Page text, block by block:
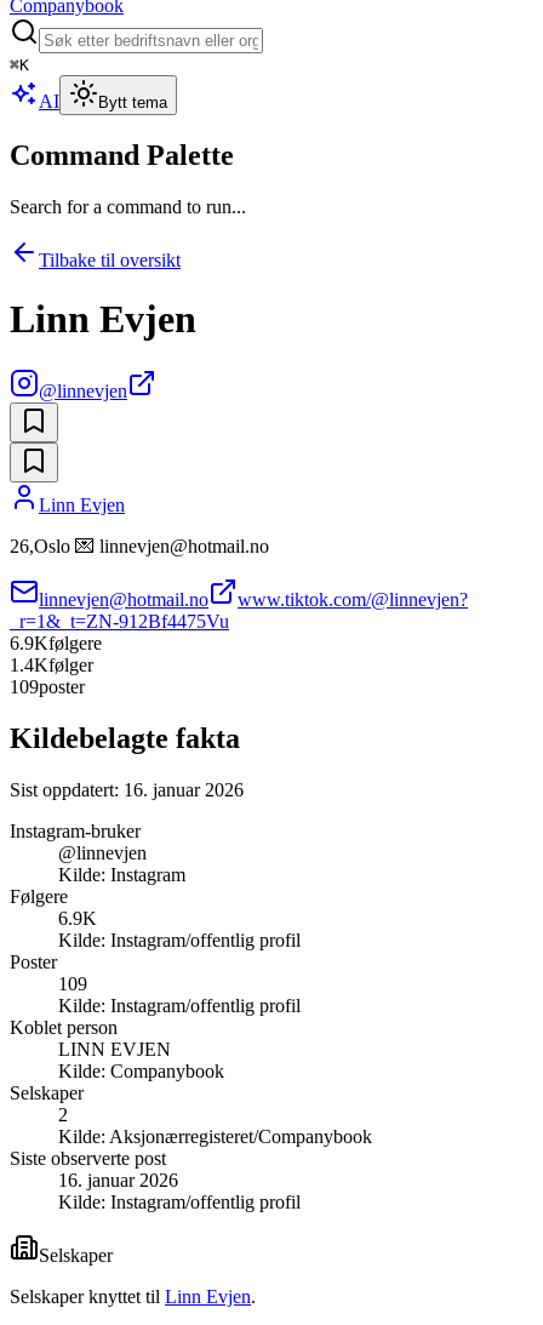
Companybook
⌘K
AI Bytt tema
Command Palette
Search for a command to run...
Tilbake til oversikt
Linn Evjen
@linnevjen
Linn Evjen
26,Oslo 💌 linnevjen@hotmail.no
linnevjen@hotmail.no
www.tiktok.com/@linnevjen?
_r=1&_t=ZN-912Bf4475Vu
6.9Kfølgere
1.4Kfølger
109poster
Kildebelagte fakta
Sist oppdatert: 16. januar 2026
Instagram-bruker
@linnevjen
Kilde: Instagram
Følgere
6.9K
Kilde: Instagram/offentlig profil
Poster
109
Kilde: Instagram/offentlig profil
Koblet person
LINN EVJEN
Kilde: Companybook
Selskaper
2
Kilde: Aksjonærregisteret/Companybook
Siste observerte post
16. januar 2026
Kilde: Instagram/offentlig profil
Selskaper
Selskaper knyttet til Linn Evjen.